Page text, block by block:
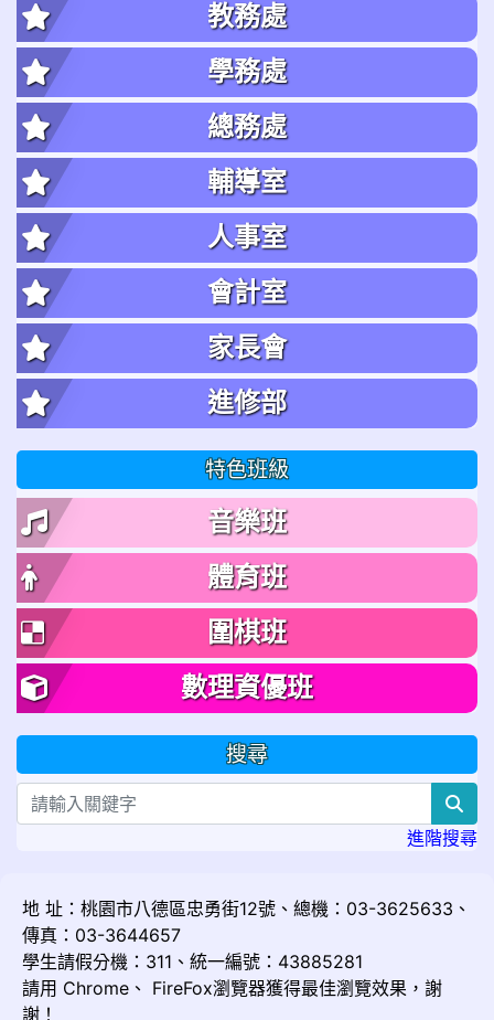
教務處
學務處
總務處
輔導室
人事室
會計室
家長會
進修部
特色班級
音樂班
體育班
圍棋班
數理資優班
搜尋
進階搜尋
地 址：桃園市八德區忠勇街12號、總機：03-3625633、
傳真：03-3644657
學生請假分機：311、統一編號：43885281
請用 Chrome 、 FireFox瀏覽器獲得最佳瀏覽效果，謝
謝！